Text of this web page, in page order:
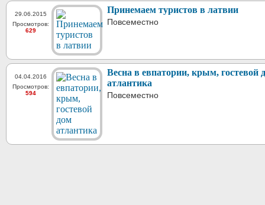
29.06.2015
Просмотров:
629
Принемаем туристов в латвии
Повсеместно
04.04.2016
Просмотров:
594
Весна в евпатории, крым, гостевой
атлантика
Повсеместно